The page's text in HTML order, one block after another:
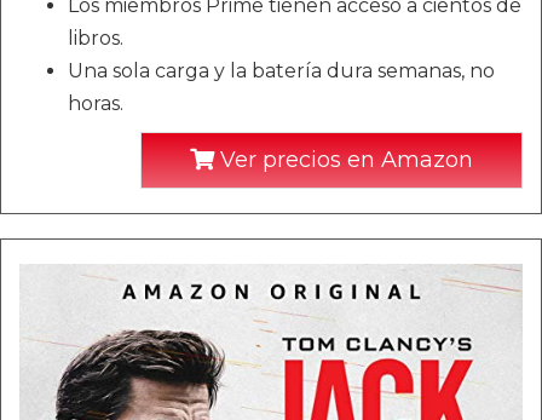
Los miembros Prime tienen acceso a cientos de
libros.
Una sola carga y la batería dura semanas, no
horas.
Ver precios en Amazon